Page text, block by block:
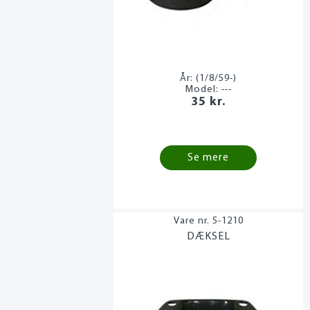
År:(1/8/59-)
Model: ---
35 kr.
Se mere
5-1210
DÆKSEL